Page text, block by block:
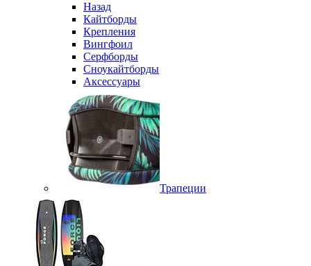
Назад
Кайтборды
Крепления
Вингфоил
Серфборды
Сноукайтборды
Аксессуары
Трапеции